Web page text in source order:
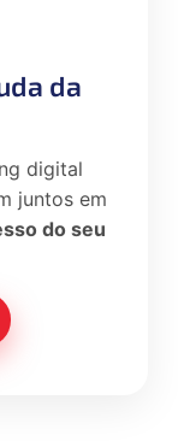
da
digital
juntos em
do seu